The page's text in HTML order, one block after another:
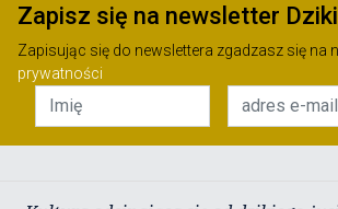
Zapisz się na newsletter
Zapisując się do newslettera zgadzasz się na
prywatności